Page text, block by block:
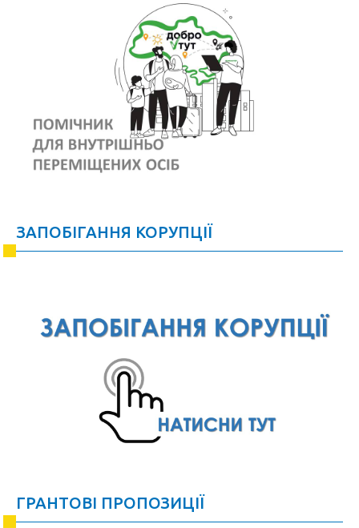
ЗАПОБІГАННЯ КОРУПЦІЇ
ГРАНТОВІ ПРОПОЗИЦІЇ